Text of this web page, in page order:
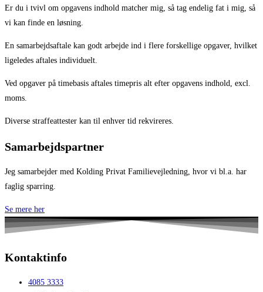
Er du i tvivl om opgavens indhold matcher mig, så tag endelig fat i mig, så
vi kan finde en løsning.
En samarbejdsaftale kan godt arbejde ind i flere forskellige opgaver, hvilket
ligeledes aftales individuelt.
Ved opgaver på timebasis aftales timepris alt efter opgavens indhold, excl.
moms.
Diverse straffeattester kan til enhver tid rekvireres.
Samarbejdspartner
Jeg samarbejder med Kolding Privat Familievejledning, hvor vi bl.a. har
faglig sparring.
Se mere her
Kontaktinfo
4085 3333